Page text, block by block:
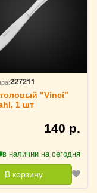
227211
"Vinci"
1 шт
140 р.
в наличии на сегодня
В корзину